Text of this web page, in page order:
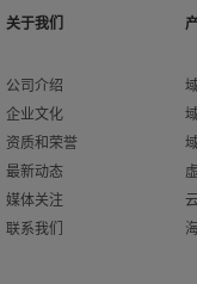
关于我们
公司介绍
企业文化
资质和荣誉
最新动态
媒体关注
联系我们